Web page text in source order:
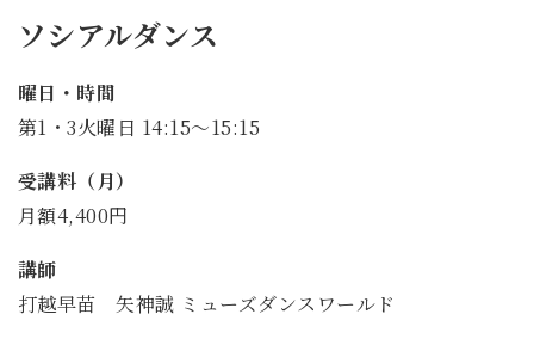
ソシアルダンス
曜日・時間
第1・3火曜日 14:15～15:15
受講料（月）
月額4,400円
講師
打越早苗 矢神誠 ミューズダンスワールド